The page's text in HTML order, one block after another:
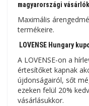
magyarországi
Maximális
termékeire.
LOVENSE Hungary
A LOVENSE-on a
értesítőket kapnak
újdonságairól, sőt
ezeken felül 20%
vásárlásukkor.